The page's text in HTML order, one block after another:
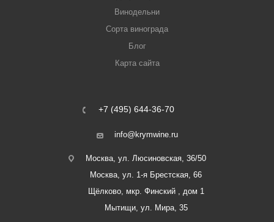
Винодельни
Сорта винограда
Блог
Карта сайта
+7 (495) 644-36-70
info@krymwine.ru
Москва, ул. Люсиновская, 36/50
Москва, ул. 1-я Брестская, 66
Щёлково, мкр. Финский , дом 1
Мытищи, ул. Мира, 35